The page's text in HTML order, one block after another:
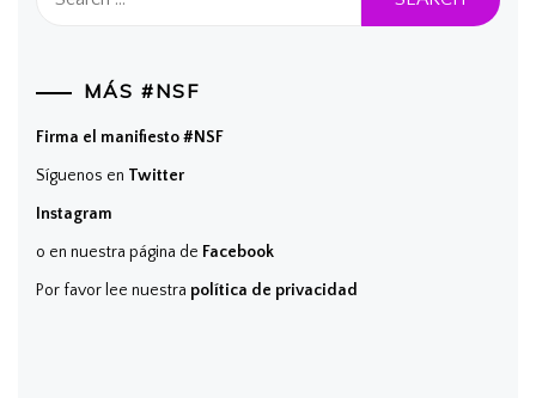
for:
MÁS #NSF
Firma el manifiesto #NSF
Síguenos en Twitter
Instagram
o en nuestra página de Facebook
Por favor lee nuestra política de privacidad